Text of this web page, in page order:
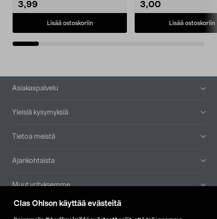
Clas Ohlson käyttää evästeitä
3,99
Lisää ostoskoriin
3,00
Lisää ostoskoriin
Alatunniste
Asiakaspalvelu
Yleisiä kysymyksiä
Tietoa meistä
Ajankohtaista
Muut yrityksemme
Etsi myymälä